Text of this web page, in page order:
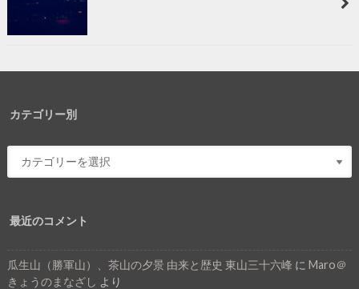
カテゴリー別
最近のコメント
瓜生山（勝軍山）、茶山の夕景 由来と歴史 東山三十六峰 に Maro＠
きょうのまなざし より